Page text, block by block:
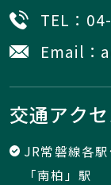
TEL：
Email：
交通アク
JR常磐線各
「南柏」駅